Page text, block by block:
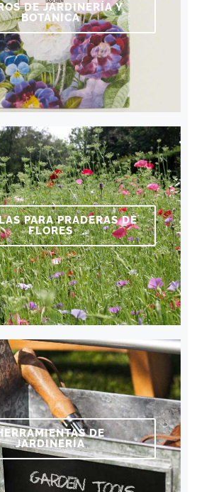
DE JARDINERÍA Y
BOTÁNICA
PARA PRADERAS DE
FLORES
DE
JARDINERÍA